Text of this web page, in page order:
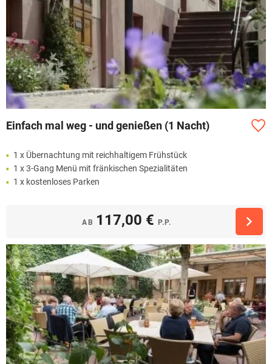
Einfach mal weg - und genießen (1 Nacht)
1 x Übernachtung mit reichhaltigem Frühstück
1 x 3-Gang Menü mit fränkischen Spezialitäten
1 x kostenloses Parken
AB 117,00 € P.P.